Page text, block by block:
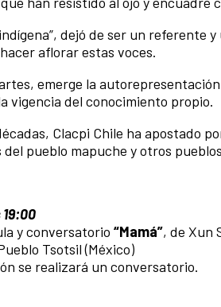
dejó de ser un referente
aflorar estas voces.
emerge la
vigencia del conocimiento propio.
Clacpi Chile ha apostado
pueblo mapuche y otros
y conversatorio “Mamá”, de Xun
Tsotsil (México)
se realizará un conversatorio.